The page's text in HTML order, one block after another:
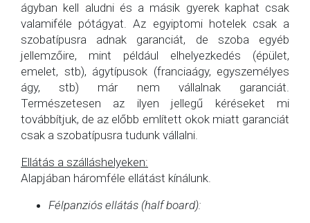
ágyban kell aludni és a másik gyerek kaphat csak
valamiféle pótágyat. Az egyiptomi hotelek csak a
szobatípusra adnak garanciát, de szoba egyéb
jellemzőire, mint például elhelyezkedés (épület,
emelet, stb), ágytípusok (franciaágy, egyszemélyes
ágy, stb) már nem vállalnak garanciát.
Természetesen az ilyen jellegű kéréseket mi
továbbítjuk, de az előbb említett okok miatt garanciát
csak a szobatípusra tudunk vállalni.
Ellátás a szálláshelyeken:
Alapjában háromféle ellátást kínálunk.
Félpanziós ellátás (half board):